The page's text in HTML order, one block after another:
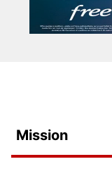
Mission